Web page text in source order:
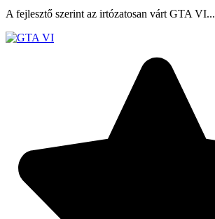
A fejlesztő szerint az irtózatosan várt GTA VI...